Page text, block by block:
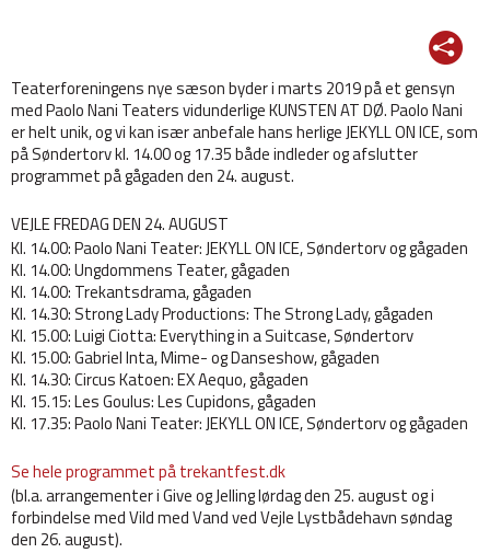
Teaterforeningens nye sæson byder i marts 2019 på et gensyn
med Paolo Nani Teaters vidunderlige KUNSTEN AT DØ. Paolo Nani
er helt unik, og vi kan især anbefale hans herlige JEKYLL ON ICE, som
på Søndertorv kl. 14.00 og 17.35 både indleder og afslutter
programmet på gågaden den 24. august.
VEJLE FREDAG DEN 24. AUGUST
Kl. 14.00: Paolo Nani Teater: JEKYLL ON ICE, Søndertorv og gågaden
Kl. 14.00: Ungdommens Teater, gågaden
Kl. 14.00: Trekantsdrama, gågaden
Kl. 14.30: Strong Lady Productions: The Strong Lady, gågaden
Kl. 15.00: Luigi Ciotta: Everything in a Suitcase, Søndertorv
Kl. 15.00: Gabriel Inta, Mime- og Danseshow, gågaden
Kl. 14.30: Circus Katoen: EX Aequo, gågaden
Kl. 15.15: Les Goulus: Les Cupidons, gågaden
Kl. 17.35: Paolo Nani Teater: JEKYLL ON ICE, Søndertorv og gågaden
Se hele programmet på trekantfest.dk
(bl.a. arrangementer i Give og Jelling lørdag den 25. august og i
forbindelse med Vild med Vand ved Vejle Lystbådehavn søndag
den 26. august).